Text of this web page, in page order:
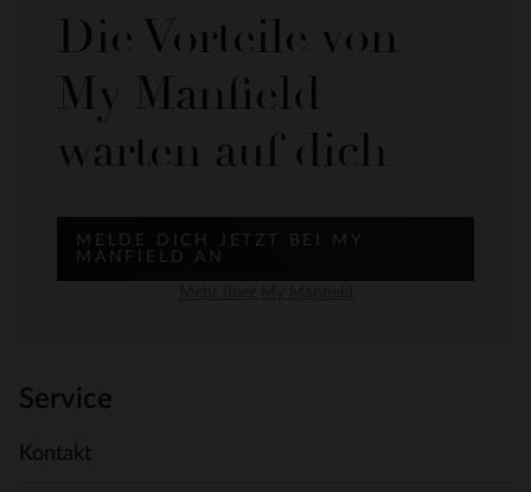
Die Vorteile von
My Manfield
warten auf dich
MELDE DICH JETZT BEI MY
MANFIELD AN
Service
Kontakt